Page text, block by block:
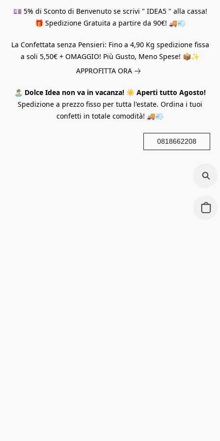
💷 5% di Sconto di Benvenuto se scrivi " IDEA5 " alla cassa!
🎁 Spedizione Gratuita a partire da 90€! 🚚💨
La Confettata senza Pensieri: Fino a 4,90 Kg spedizione fissa
a soli 5,50€ + OMAGGIO! Più Gusto, Meno Spese! 📦✨
APPROFITTA ORA
🏝️ Dolce Idea non va in vacanza! ☀️ Aperti tutto Agosto!
Spedizione a prezzo fisso per tutta l'estate. Ordina i tuoi
confetti in totale comodità! 🚚💨
0818662208